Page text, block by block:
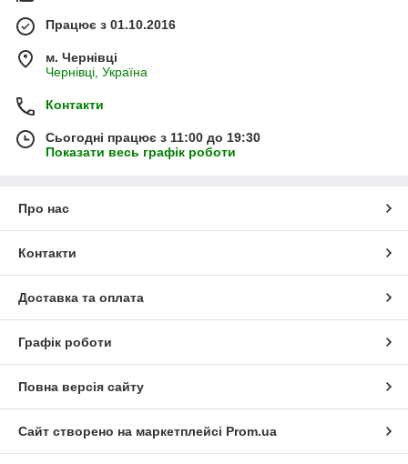
Працює з 01.10.2016
м. Чернівці
Чернівці, Україна
Контакти
Сьогодні працює з 11:00 до 19:30
Показати весь графік роботи
Про нас
Контакти
Доставка та оплата
Графік роботи
Повна версія сайту
Сайт створено на маркетплейсі Prom.ua